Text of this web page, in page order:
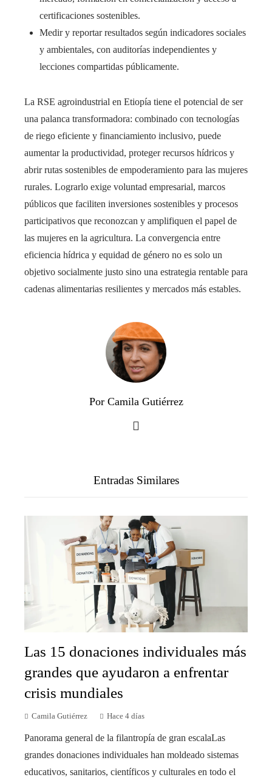
certificaciones sostenibles.
Medir y reportar resultados según indicadores sociales
y ambientales, con auditorías independientes y
lecciones compartidas públicamente.
La RSE agroindustrial en Etiopía tiene el potencial de ser
una palanca transformadora: combinado con tecnologías
de riego eficiente y financiamiento inclusivo, puede
aumentar la productividad, proteger recursos hídricos y
abrir rutas sostenibles de empoderamiento para las mujeres
rurales. Lograrlo exige voluntad empresarial, marcos
públicos que faciliten inversiones sostenibles y procesos
participativos que reconozcan y amplifiquen el papel de
las mujeres en la agricultura. La convergencia entre
eficiencia hídrica y equidad de género no es solo un
objetivo socialmente justo sino una estrategia rentable para
cadenas alimentarias resilientes y mercados más estables.
Por Camila Gutiérrez
Entradas Similares
Las 15 donaciones individuales más
grandes que ayudaron a enfrentar
crisis mundiales
Camila Gutiérrez Hace 4 días
Panorama general de la filantropía de gran escalaLas
grandes donaciones individuales han moldeado sistemas
educativos, sanitarios, científicos y culturales en todo el